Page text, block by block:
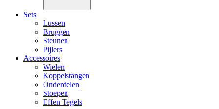
Sets
Lussen
Bruggen
Steunen
Pijlers
Accessoires
Wielen
Koppelstangen
Onderdelen
Stoepen
Effen Tegels